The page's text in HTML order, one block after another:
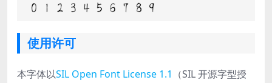
使用许可
本字体以SIL Open Font License 1.1 （SIL 开源字型授